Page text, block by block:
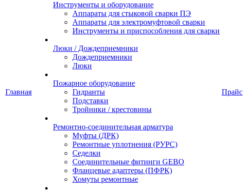
Главная
Инструменты и оборудование
Аппараты для стыковой сварки ПЭ
Аппараты для электромуфтовой сварки
Инструменты и приспособления для сварки
Люки / Дождеприемники
Дождеприемники
Люки
Пожарное оборудование
Гидранты
Подставки
Тройники / крестовины
Ремонтно-соединительная арматура
Муфты (ДРК)
Ремонтные уплотнения (РУРС)
Седелки
Соединительные фитинги GEBO
Фланцевые адаптеры (ПФРК)
Хомуты ремонтные
Прайс